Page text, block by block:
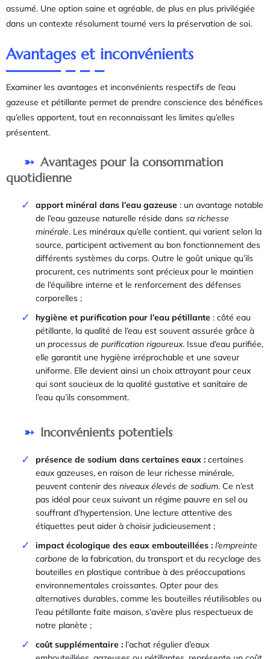
assumé. Une option saine et agréable, de plus en plus privilégiée
dans un contexte résolument tourné vers la préservation de soi.
Avantages et inconvénients
Examiner les avantages et inconvénients respectifs de l’eau
gazeuse et pétillante permet de prendre conscience des bénéfices
qu’elles apportent, tout en reconnaissant les limites qu’elles
présentent.
Avantages pour la consommation
quotidienne
apport minéral dans l’eau gazeuse : un avantage notable
de l’eau gazeuse naturelle réside dans sa richesse
minérale. Les minéraux qu’elle contient, qui varient selon la
source, participent activement au bon fonctionnement des
différents systèmes du corps. Outre le goût unique qu’ils
procurent, ces nutriments sont précieux pour le maintien
de l’équilibre interne et le renforcement des défenses
corporelles ;
hygiène et purification pour l’eau pétillante : côté eau
pétillante, la qualité de l’eau est souvent assurée grâce à
un processus de purification rigoureux. Issue d’eau purifiée,
elle garantit une hygiène irréprochable et une saveur
uniforme. Elle devient ainsi un choix attrayant pour ceux
qui sont soucieux de la qualité gustative et sanitaire de
l’eau qu’ils consomment.
Inconvénients potentiels
présence de sodium dans certaines eaux : certaines
eaux gazeuses, en raison de leur richesse minérale,
peuvent contenir des niveaux élevés de sodium. Ce n’est
pas idéal pour ceux suivant un régime pauvre en sel ou
souffrant d’hypertension. Une lecture attentive des
étiquettes peut aider à choisir judicieusement ;
impact écologique des eaux embouteillées : l’empreinte
carbone de la fabrication, du transport et du recyclage des
bouteilles en plastique contribue à des préoccupations
environnementales croissantes. Opter pour des
alternatives durables, comme les bouteilles réutilisables ou
l’eau pétillante faite maison, s’avère plus respectueux de
notre planète ;
coût supplémentaire : l’achat régulier d’eaux